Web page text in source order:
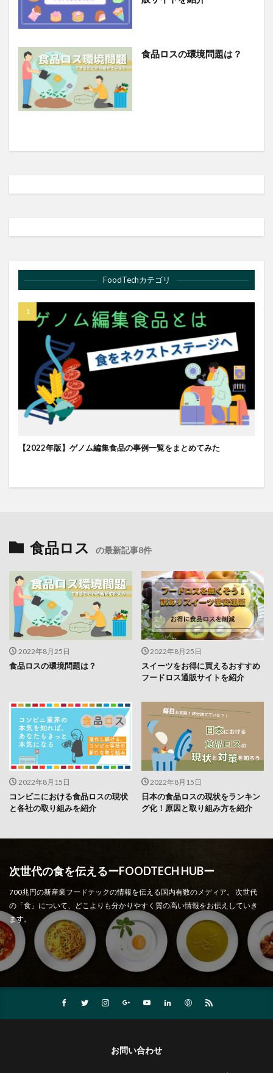
食品ロスの環境問題は？
FoodTechカテゴリ
【2022年版】ゲノム編集食品の事例一覧をまとめてみた
食品ロス の最新記事8件
2022年8月25日
食品ロスの環境問題は？
2022年8月25日
スイーツをお得に買えるおすすめ
フードロス通販サイトを紹介
2022年8月15日
コンビニにおける食品ロスの現状
と各社の取り組みを紹介
2022年8月15日
日本の食品ロスの現状をランキン
グ化！原因と取り組み方を紹介
次世代の食を伝えるーFOODTECH HUBー
700兆円の新産業フードテックの情報を伝える国内有数のメディア。 次世代
の「食」について、どこよりも分かりやすく質の高い情報をお伝えしていき
ます。
お問い合わせ